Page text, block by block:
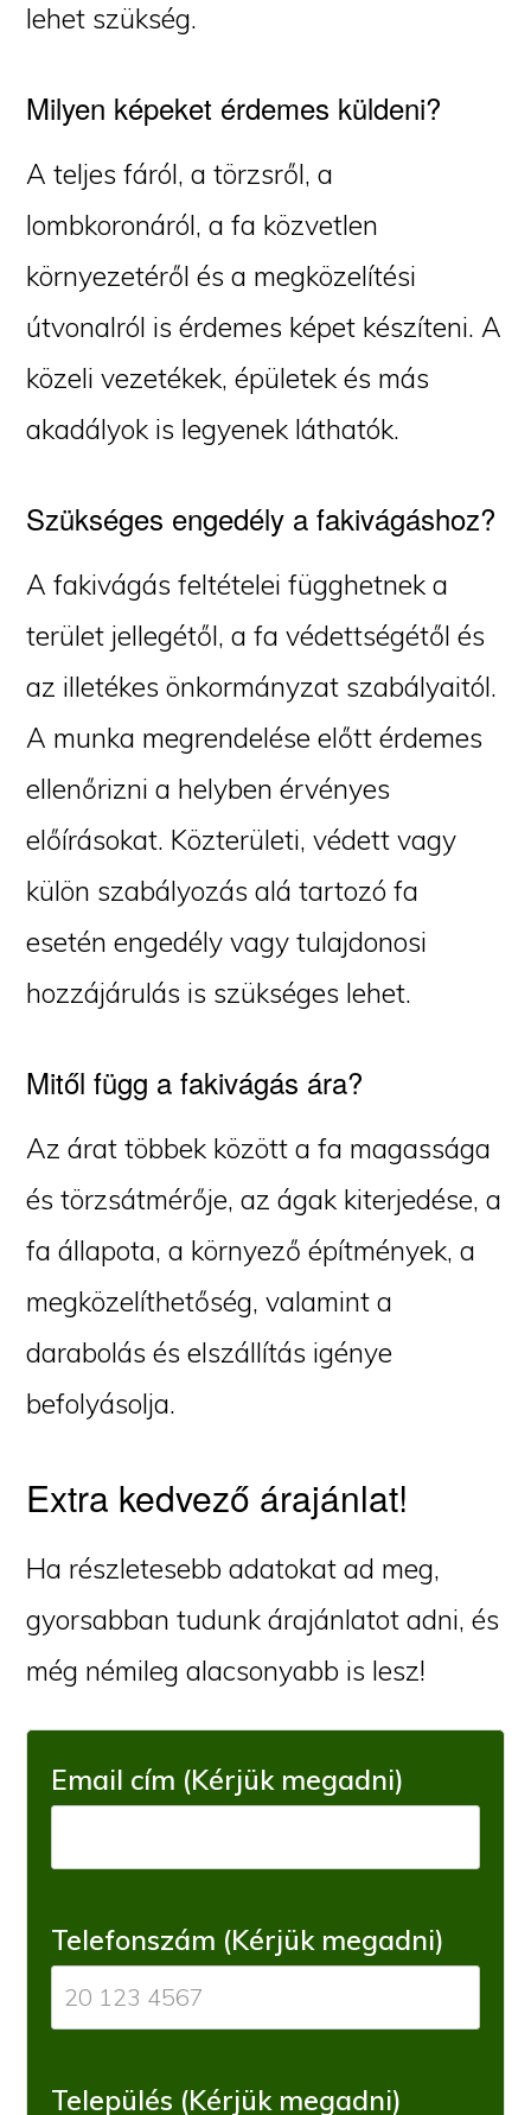
lehet szükség.
Milyen képeket érdemes küldeni?
A teljes fáról, a törzsről, a
lombkoronáról, a fa közvetlen
környezetéről és a megközelítési
útvonalról is érdemes képet készíteni. A
közeli vezetékek, épületek és más
akadályok is legyenek láthatók.
Szükséges engedély a fakivágáshoz?
A fakivágás feltételei függhetnek a
terület jellegétől, a fa védettségétől és
az illetékes önkormányzat szabályaitól.
A munka megrendelése előtt érdemes
ellenőrizni a helyben érvényes
előírásokat. Közterületi, védett vagy
külön szabályozás alá tartozó fa
esetén engedély vagy tulajdonosi
hozzájárulás is szükséges lehet.
Mitől függ a fakivágás ára?
Az árat többek között a fa magassága
és törzsátmérője, az ágak kiterjedése, a
fa állapota, a környező építmények, a
megközelíthetőség, valamint a
darabolás és elszállítás igénye
befolyásolja.
Extra kedvező árajánlat!
Ha részletesebb adatokat ad meg,
gyorsabban tudunk árajánlatot adni, és
még némileg alacsonyabb is lesz!
Email cím (Kérjük megadni)
Telefonszám (Kérjük megadni)
Település (Kérjük megadni)